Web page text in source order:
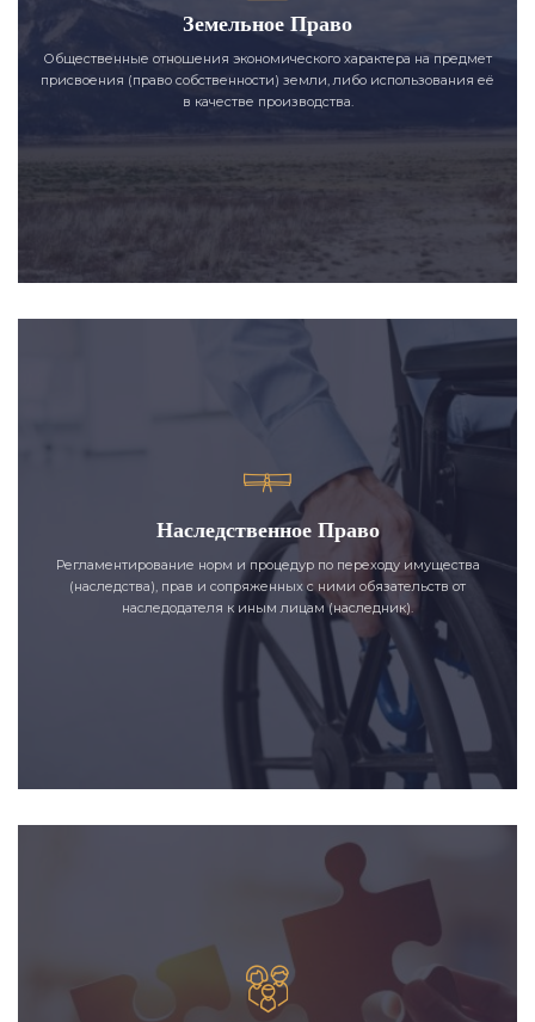
Земельное Право
Общественные отношения экономического характера на предмет
присвоения (право собственности) земли, либо использования её
в качестве производства.
Наследственное Право
Регламентирование норм и процедур по переходу имущества
(наследства), прав и сопряженных с ними обязательств от
наследодателя к иным лицам (наследник).